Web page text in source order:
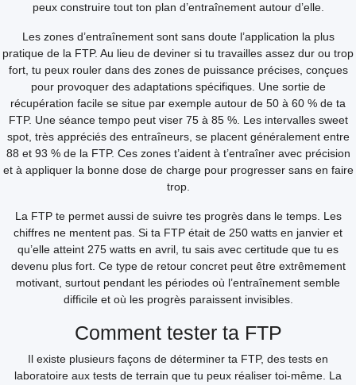
peux construire tout ton plan d’entraînement autour d’elle.
Les zones d’entraînement sont sans doute l’application la plus
pratique de la FTP. Au lieu de deviner si tu travailles assez dur ou trop
fort, tu peux rouler dans des zones de puissance précises, conçues
pour provoquer des adaptations spécifiques. Une sortie de
récupération facile se situe par exemple autour de 50 à 60 % de ta
FTP. Une séance tempo peut viser 75 à 85 %. Les intervalles sweet
spot, très appréciés des entraîneurs, se placent généralement entre
88 et 93 % de la FTP. Ces zones t’aident à t’entraîner avec précision
et à appliquer la bonne dose de charge pour progresser sans en faire
trop.
La FTP te permet aussi de suivre tes progrès dans le temps. Les
chiffres ne mentent pas. Si ta FTP était de 250 watts en janvier et
qu’elle atteint 275 watts en avril, tu sais avec certitude que tu es
devenu plus fort. Ce type de retour concret peut être extrêmement
motivant, surtout pendant les périodes où l’entraînement semble
difficile et où les progrès paraissent invisibles.
Comment tester ta FTP
Il existe plusieurs façons de déterminer ta FTP, des tests en
laboratoire aux tests de terrain que tu peux réaliser toi-même. La